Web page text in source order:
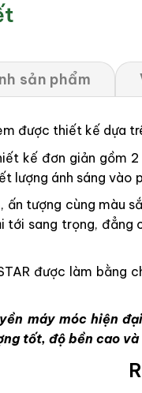
sản phẩm
được thiết kế dựa
kế đơn giản gồm
lượng ánh sáng vào
tượng cùng màu
tới sang trọng, đẳng
được làm
máy móc hiện
tốt, độ bền cao